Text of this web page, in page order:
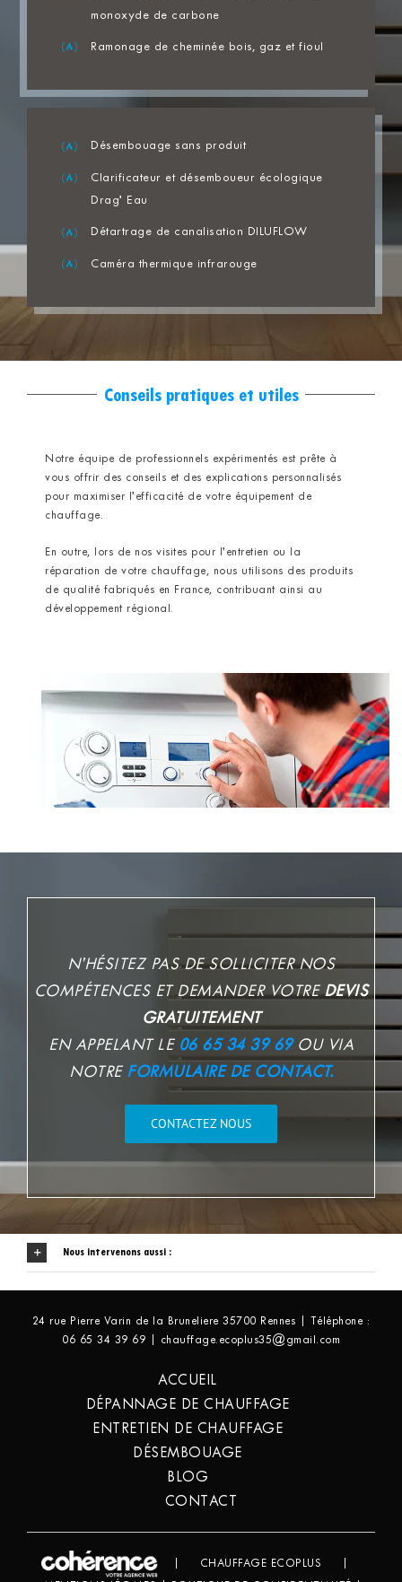
monoxyde de carbone
Ramonage de cheminée bois, gaz et fioul
Désembouage sans produit
Clarificateur et désemboueur écologique
Drag’ Eau
Détartrage de canalisation DILUFLOW
Caméra thermique infrarouge
Conseils pratiques et utiles
Notre équipe de professionnels expérimentés est prête à
vous offrir des conseils et des explications personnalisés
pour maximiser l’efficacité de votre équipement de
chauffage.
En outre, lors de nos visites pour l’entretien ou la
réparation de votre chauffage, nous utilisons des produits
de qualité fabriqués en France, contribuant ainsi au
développement régional.
N’HÉSITEZ PAS DE SOLLICITER NOS
COMPÉTENCES ET DEMANDER VOTREDEVIS
GRATUITEMENT
EN APPELANT LE 06 65 34 39 69 OU VIA
NOTRE FORMULAIRE DE CONTACT.
CONTACTEZ NOUS
Nous intervenons aussi :
24 rue Pierre Varin de la Bruneliere 35700 Rennes | Téléphone :
06 65 34 39 69 | chauffage.ecoplus35@gmail.com
ACCUEIL
DÉPANNAGE DE CHAUFFAGE
ENTRETIEN DE CHAUFFAGE
DÉSEMBOUAGE
BLOG
CONTACT
CHAUFFAGE ECOPLUS